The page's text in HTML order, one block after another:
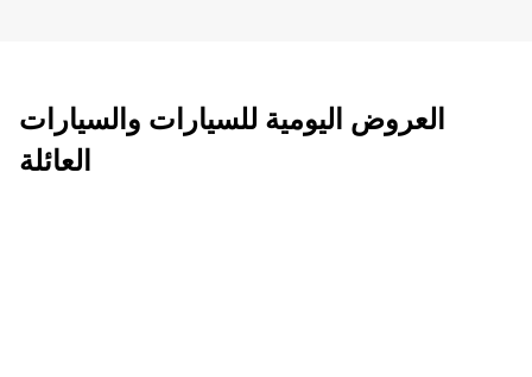
العروض اليومية للسيارات والسيارات
العائلة